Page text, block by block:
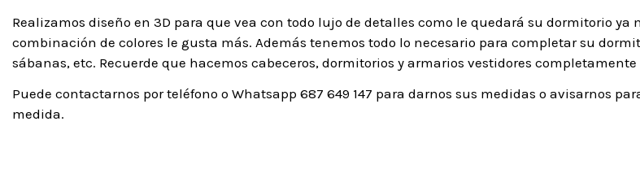
Realizamos diseño en 3D para que vea con todo lujo de detalles como le quedará su dormitorio
combinación de colores le gusta más. Además tenemos todo lo necesario para completar su
sábanas, etc. Recuerde que hacemos cabeceros, dormitorios y armarios vestidores
Puede contactarnos por teléfono o Whatsapp 687 649 147 para darnos sus medidas o avisarnos
medida.